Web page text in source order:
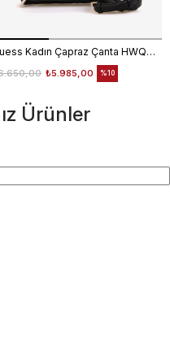
Guess Kadın Çapraz Çanta HWQG9508140
₺5.985,00 %10
Ürünler